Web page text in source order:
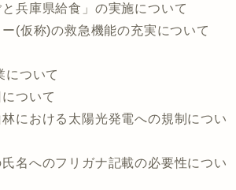
兵庫県給食」の実施について
(仮称)の救急機能の充実について
について
ついて
における太陽光発電への規制につい
名へのフリガナ記載の必要性につい